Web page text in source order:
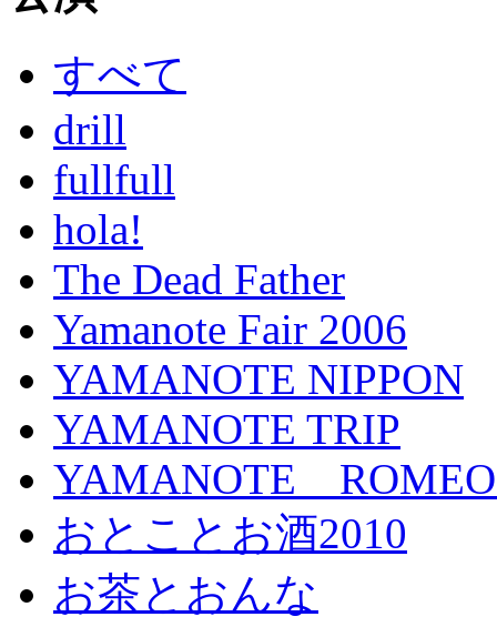
すべて
drill
fullfull
hola!
The Dead Father
Yamanote Fair 2006
YAMANOTE NIPPON
YAMANOTE TRIP
YAMANOTE ROMEO
おとことお酒2010
お茶とおんな